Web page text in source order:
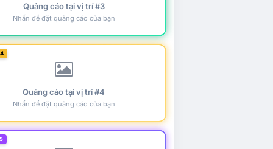
Quảng cáo tại vị trí #3
Nhấn để đặt quảng cáo của bạn
Quảng cáo tại vị trí #4
Nhấn để đặt quảng cáo của bạn